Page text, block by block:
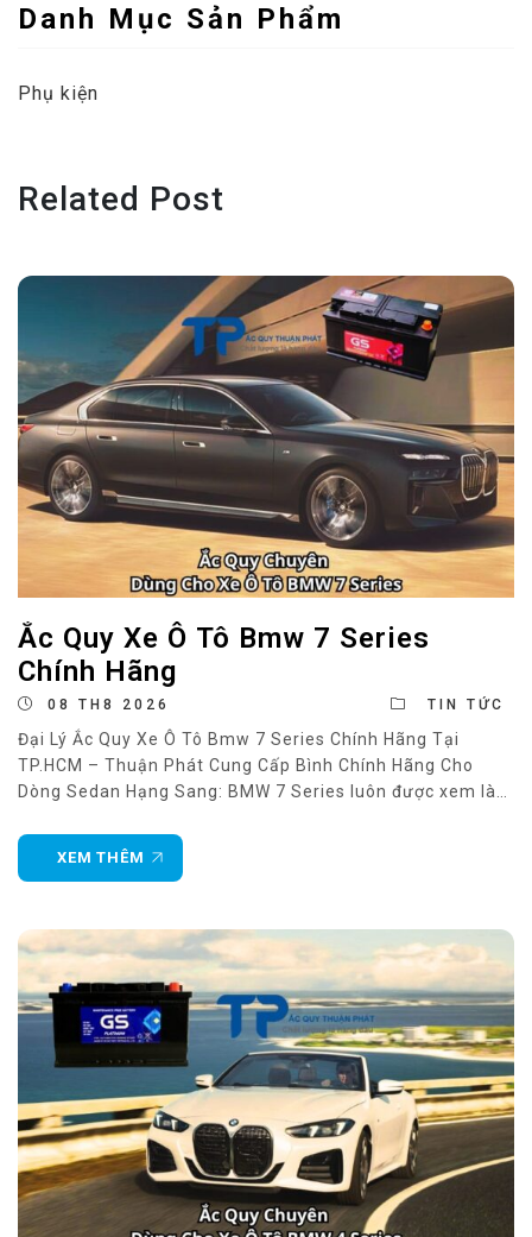
Danh Mục Sản Phẩm
Phụ kiện
Related Post
Ắc Quy Xe Ô Tô Bmw 7 Series
Chính Hãng
08 TH8 2026 TIN TỨC
Đại Lý Ắc Quy Xe Ô Tô Bmw 7 Series Chính Hãng Tại
TP.HCM – Thuận Phát Cung Cấp Bình Chính Hãng Cho
Dòng Sedan Hạng Sang: BMW 7 Series luôn được xem là
khúc sedan hạng sang. Mỗi phiên bản của dòng xe
XEM THÊM